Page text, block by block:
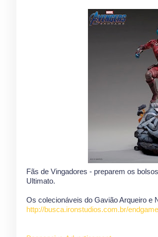
Fãs de Vingadores - preparem os
Ultimato.
Os colecionáveis do Gavião Arqueiro e
http://busca.ironstudios.com.br/